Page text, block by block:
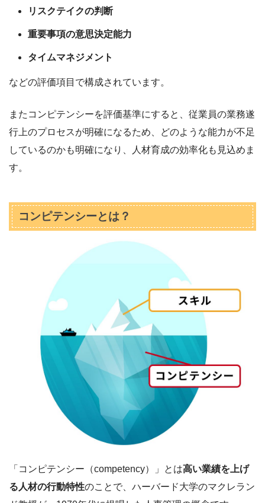
リスクテイクの判断
重要事項の意思決定能力
タイムマネジメント
などの評価項目で構成されています。
またコンピテンシーを評価基準にすると、従業員の業務遂
行上のプロセスが明確になるため、どのような能力が不足
しているのかも明確になり、人材育成の効率化も見込めま
す。
コンピテンシーとは？
「コンピテンシー（competency）」とは高い業績を上げ
る人材の行動特性のことで、ハーバード大学のマクレラン